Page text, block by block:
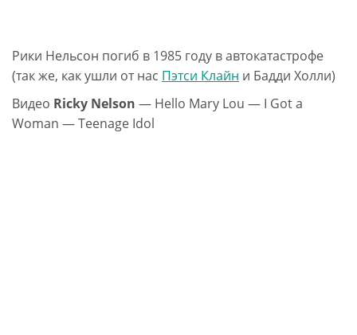
Рики Нельсон погиб в 1985 году в автокатастрофе
(так же, как ушли от нас Пэтси Клайн и Бадди Холли)
Видео Ricky Nelson — Hello Mary Lou — I Got a
Woman — Teenage Idol